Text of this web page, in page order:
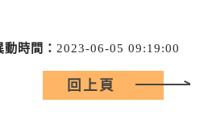
時間： 2023-06-05 09:19:00
回上頁